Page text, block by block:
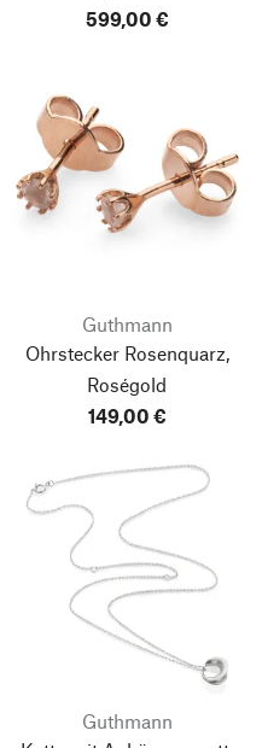
599,00 €
Guthmann
Ohrstecker Rosenquarz,
Roségold
149,00 €
Guthmann